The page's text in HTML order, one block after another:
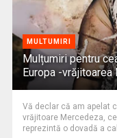
MULTUMIRI
Mulțumiri pentru
Europa -
Vă declar că am apelat
vrăjitoare Mercedeza,
reprezintă o dovadă a